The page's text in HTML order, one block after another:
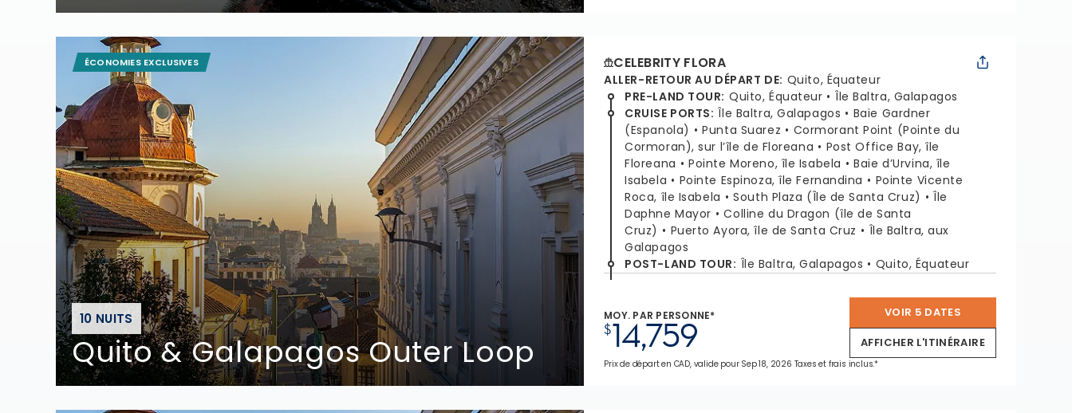
10 NUITS
Quito & Galapagos Outer Loop
ÉCONOMIES EXCLUSIVES CELEBRITY FLORA
ALLER-RETOUR AU DÉPART DE: Quito, Équateur
PRE-LAND TOUR: Quito, Équateur
Île Baltra, Galapagos
CRUISE PORTS: Île Baltra, Galapagos
Baie Gardner
(Espanola)
Punta Suarez
Cormorant Point (Pointe du
Cormoran), sur l’île de Floreana
Post Office Bay, île
Floreana
Pointe Moreno, île Isabela
Baie d’Urvina, île
Isabela
Pointe Espinoza, île Fernandina
Pointe Vicente
Roca, île Isabela
South Plaza (Île de Santa Cruz)
Île
Daphne Mayor
Colline du Dragon (île de Santa
Cruz)
Puerto Ayora, île de Santa Cruz
Île Baltra, aux
Galapagos
POST-LAND TOUR: Île Baltra, Galapagos Quito, Équateur
MOY. PAR PERSONNE*
$14,759
VOIR 5 DATES
AFFICHER L'ITINÉRAIRE
Prix de départ en CAD, valide pour Sep 18, 2026 Taxes et frais inclus.*